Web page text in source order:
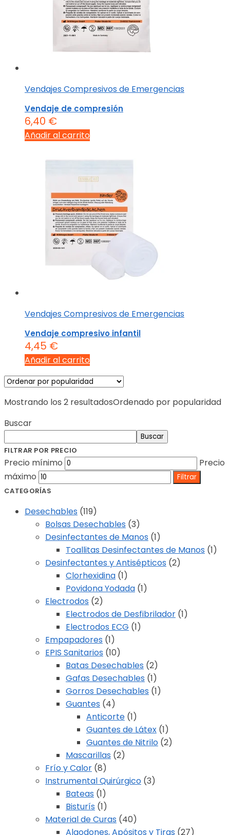
Vendajes Compresivos de Emergencias
Vendaje de compresión
6,40 €
Añadir al carrito
Vendajes Compresivos de Emergencias
Vendaje compresivo infantil
4,45 €
Añadir al carrito
Mostrando los 2 resultadosOrdenado por popularidad
Buscar
Buscar
FILTRAR POR PRECIO
Precio mínimo
Precio
máximo
Filtrar
CATEGORÍAS
Desechables (119)
Bolsas Desechables (3)
Desinfectantes de Manos (1)
Toallitas Desinfectantes de Manos (1)
Desinfectantes y Antisépticos (2)
Clorhexidina (1)
Povidona Yodada (1)
Electrodos (2)
Electrodos de Desfibrilador (1)
Electrodos ECG (1)
Empapadores (1)
EPIS Sanitarios (10)
Batas Desechables (2)
Gafas Desechables (1)
Gorros Desechables (1)
Guantes (4)
Anticorte (1)
Guantes de Látex (1)
Guantes de Nitrilo (2)
Mascarillas (2)
Frío y Calor (8)
Instrumental Quirúrgico (3)
Bateas (1)
Bisturís (1)
Material de Curas (40)
Algodones, Apósitos y Tiras (27)